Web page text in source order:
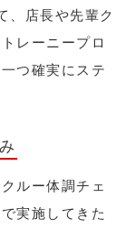
、店長や先輩ク
レーニープロ
つ確実にステ
ルー体調チェ
実施してきた